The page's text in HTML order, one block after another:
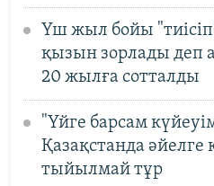
Үш жыл бойы
қызын зорлады деп
20 жылға сотталды
"Үйге барсам
Қазақстанда әйелге
тыйылмай тұр